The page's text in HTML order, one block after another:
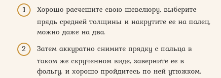
Хорошо расчешите свою шевелюру, выберите
прядь средней толщины и накрутите ее на палец,
можно даже на два.
Затем аккуратно снимите прядку с пальца в
таком же скрученном виде, заверните ее в
фольгу, и хорошо пройдитесь по ней утюжком.